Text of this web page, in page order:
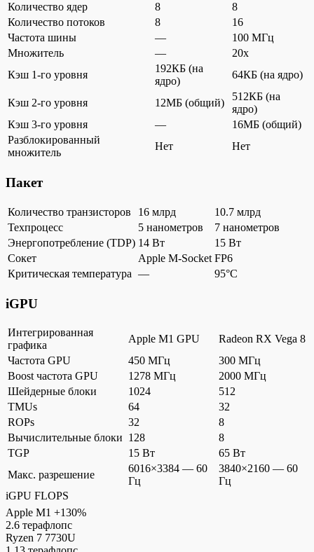
Количество ядер
8
8
Количество потоков
8
16
Частота шины
—
100 МГц
Множитель
—
20x
Кэш 1-го уровня
192КБ (на
ядро)
64КБ (на ядро)
Кэш 2-го уровня 12МБ (общий)
512КБ (на
ядро)
Кэш 3-го уровня
—
16МБ (общий)
Разблокированный
множитель
Нет Нет
Пакет
Количество транзисторов 16 млрд
10.7 млрд
Техпроцесс
5 нанометров
7 нанометров
Энергопотребление (TDP) 14 Вт
15 Вт
Сокет
Apple M-Socket FP6
Критическая температура — 95°C
iGPU
Интегрированная
графика
Apple M1 GPU
Radeon RX Vega 8
Частота GPU
450 МГц
300 МГц
Boost частота GPU
1278 МГц
2000 МГц
Шейдерные блоки
1024
512
TMUs
64
32
ROPs
32
8
Вычислительные блоки 128
8
TGP
15 Вт
65 Вт
Макс. разрешение
6016×3384 — 60
Гц
3840×2160 — 60
Гц
iGPU FLOPS
Apple M1 +130%
2.6 терафлопс
Ryzen 7 7730U